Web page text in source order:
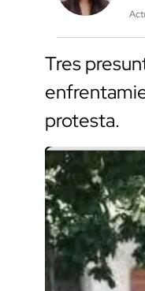
Tres
protesta.